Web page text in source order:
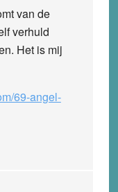
van de
verhuld
Het is mij
69-angel-